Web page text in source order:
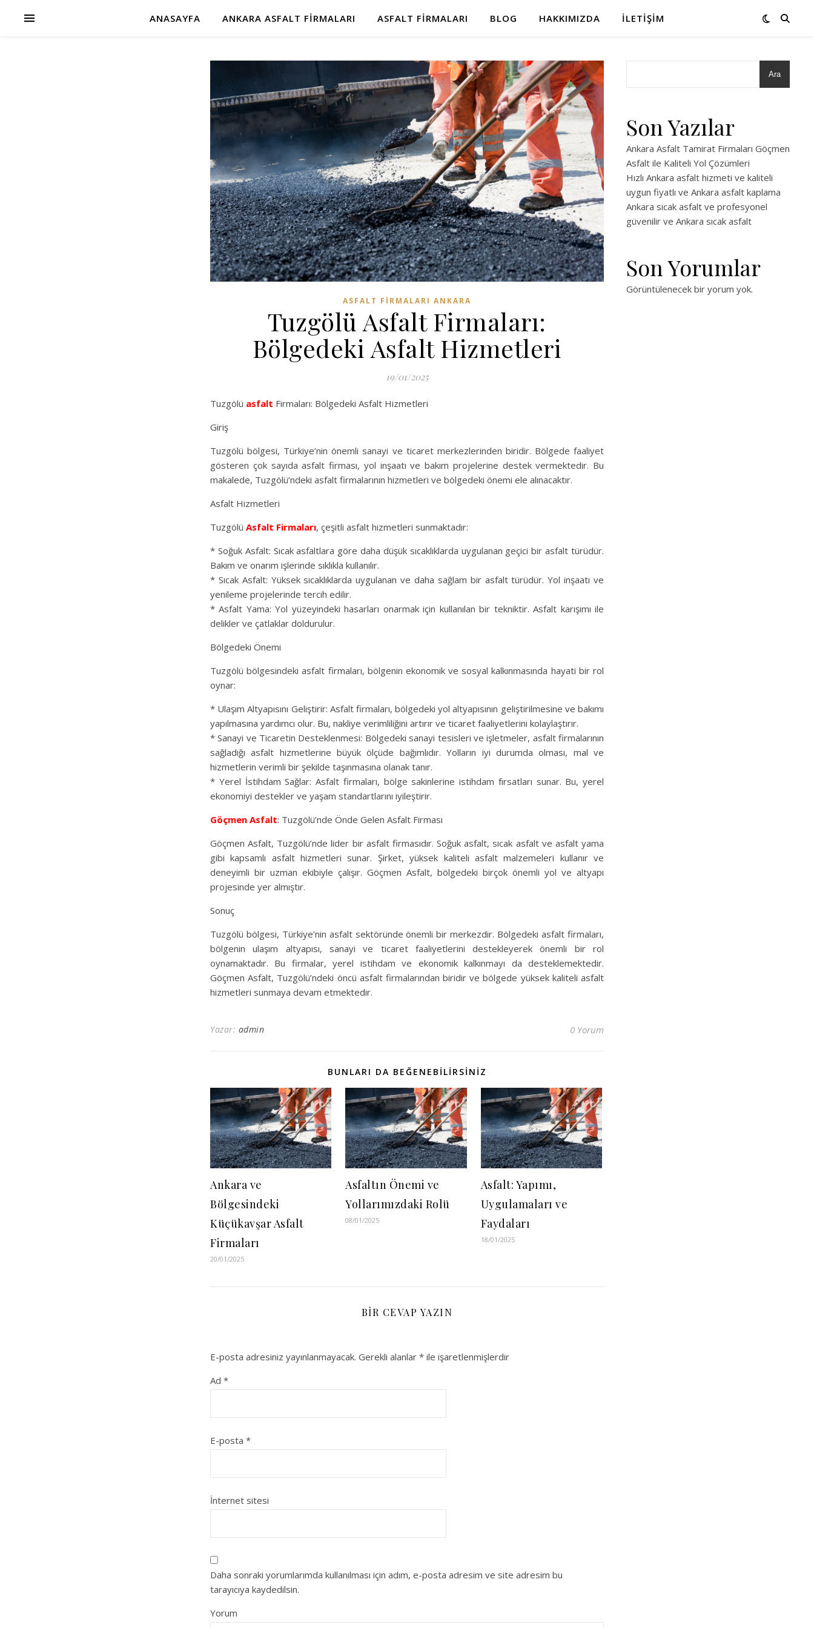
ANASAYFA ANKARA ASFALT FIRMALARI ASFALT FIRMALARI BLOG HAKKIMIZDA İLETIŞIM
ASFALT FIRMALARI ANKARA
Tuzgölü Asfalt Firmaları:
Bölgedeki Asfalt Hizmetleri
19/01/2025
Tuzgölü asfalt Firmaları: Bölgedeki Asfalt Hizmetleri
Giriş
Tuzgölü bölgesi, Türkiye’nin önemli sanayi ve ticaret merkezlerinden biridir. Bölgede faaliyet
gösteren çok sayıda asfalt firması, yol inşaatı ve bakım projelerine destek vermektedir. Bu
makalede, Tuzgölü’ndeki asfalt firmalarının hizmetleri ve bölgedeki önemi ele alınacaktır.
Asfalt Hizmetleri
Tuzgölü Asfalt Firmaları, çeşitli asfalt hizmetleri sunmaktadır:
* Soğuk Asfalt: Sıcak asfaltlara göre daha düşük sıcaklıklarda uygulanan geçici bir asfalt türüdür.
Bakım ve onarım işlerinde sıklıkla kullanılır.
* Sıcak Asfalt: Yüksek sıcaklıklarda uygulanan ve daha sağlam bir asfalt türüdür. Yol inşaatı ve
yenileme projelerinde tercih edilir.
* Asfalt Yama: Yol yüzeyindeki hasarları onarmak için kullanılan bir tekniktir. Asfalt karışımı ile
delikler ve çatlaklar doldurulur.
Bölgedeki Önemi
Tuzgölü bölgesindeki asfalt firmaları, bölgenin ekonomik ve sosyal kalkınmasında hayati bir rol
oynar:
* Ulaşım Altyapısını Geliştirir: Asfalt firmaları, bölgedeki yol altyapısının geliştirilmesine ve bakımı
yapılmasına yardımcı olur. Bu, nakliye verimliliğini artırır ve ticaret faaliyetlerini kolaylaştırır.
* Sanayi ve Ticaretin Desteklenmesi: Bölgedeki sanayi tesisleri ve işletmeler, asfalt firmalarının
sağladığı asfalt hizmetlerine büyük ölçüde bağımlıdır. Yolların iyi durumda olması, mal ve
hizmetlerin verimli bir şekilde taşınmasına olanak tanır.
* Yerel İstihdam Sağlar: Asfalt firmaları, bölge sakinlerine istihdam fırsatları sunar. Bu, yerel
ekonomiyi destekler ve yaşam standartlarını iyileştirir.
Göçmen Asfalt: Tuzgölü’nde Önde Gelen Asfalt Firması
Göçmen Asfalt, Tuzgölü’nde lider bir asfalt firmasıdır. Soğuk asfalt, sıcak asfalt ve asfalt yama
gibi kapsamlı asfalt hizmetleri sunar. Şirket, yüksek kaliteli asfalt malzemeleri kullanır ve
deneyimli bir uzman ekibiyle çalışır. Göçmen Asfalt, bölgedeki birçok önemli yol ve altyapı
projesinde yer almıştır.
Sonuç
Tuzgölü bölgesi, Türkiye’nin asfalt sektöründe önemli bir merkezdir. Bölgedeki asfalt firmaları,
bölgenin ulaşım altyapısı, sanayi ve ticaret faaliyetlerini destekleyerek önemli bir rol
oynamaktadır. Bu firmalar, yerel istihdam ve ekonomik kalkınmayı da desteklemektedir.
Göçmen Asfalt, Tuzgölü’ndeki öncü asfalt firmalarından biridir ve bölgede yüksek kaliteli asfalt
hizmetleri sunmaya devam etmektedir.
Yazar: admin 0 Yorum
BUNLARI DA BEĞENEBILIRSINIZ
Ankara ve
Bölgesindeki
Küçükavşar Asfalt
Firmaları
20/01/2025
Asfaltın Önemi ve
Yollarımızdaki Rolü
08/01/2025
Asfalt: Yapımı,
Uygulamaları ve
Faydaları
18/01/2025
BIR CEVAP YAZIN
E-posta adresiniz yayınlanmayacak. Gerekli alanlar * ile işaretlenmişlerdir
Ad *
E-posta *
İnternet sitesi
Daha sonraki yorumlarımda kullanılması için adım, e-posta adresim ve site adresim bu
tarayıcıya kaydedilsin.
Yorum
Ara
Son Yazılar
Ankara Asfalt Tamirat Firmaları Göçmen
Asfalt ile Kaliteli Yol Çözümleri
Hızlı Ankara asfalt hizmeti ve kaliteli
uygun fiyatlı ve Ankara asfalt kaplama
Ankara sıcak asfalt ve profesyonel
güvenilir ve Ankara sıcak asfalt
Son Yorumlar
Görüntülenecek bir yorum yok.